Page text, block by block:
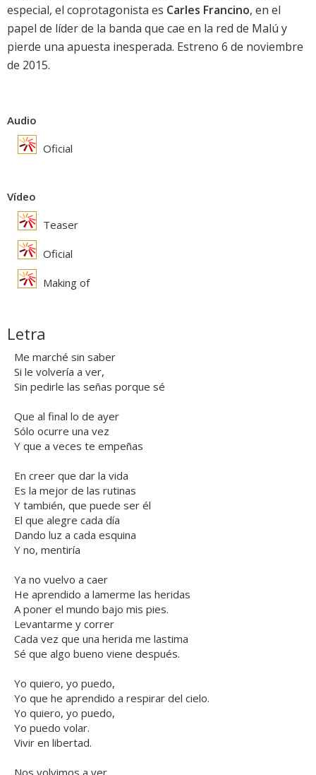
especial, el coprotagonista es Carles Francino, en el
papel de líder de la banda que cae en la red de Malú y
pierde una apuesta inesperada. Estreno 6 de noviembre
de 2015.
Audio
Oficial
Vídeo
Teaser
Oficial
Making of
Letra
Me marché sin saber
Si le volvería a ver,
Sin pedirle las señas porque sé
Que al final lo de ayer
Sólo ocurre una vez
Y que a veces te empeñas
En creer que dar la vida
Es la mejor de las rutinas
Y también, que puede ser él
El que alegre cada día
Dando luz a cada esquina
Y no, mentiría
Ya no vuelvo a caer
He aprendido a lamerme las heridas
A poner el mundo bajo mis pies.
Levantarme y correr
Cada vez que una herida me lastima
Sé que algo bueno viene después.
Yo quiero, yo puedo,
Yo que he aprendido a respirar del cielo.
Yo quiero, yo puedo,
Yo puedo volar.
Vivir en libertad.